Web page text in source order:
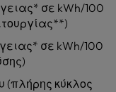
σε kWh/100
σε kWh/100
(πλήρης κύκλος